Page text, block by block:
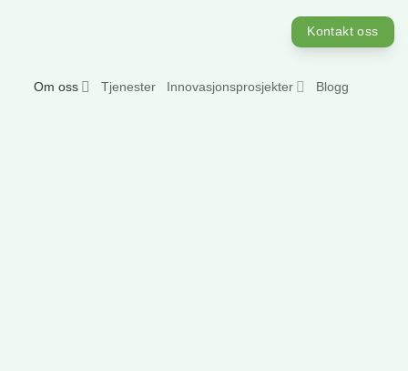
Kontakt oss
Om oss Tjenester Innovasjonsprosjekter Blogg